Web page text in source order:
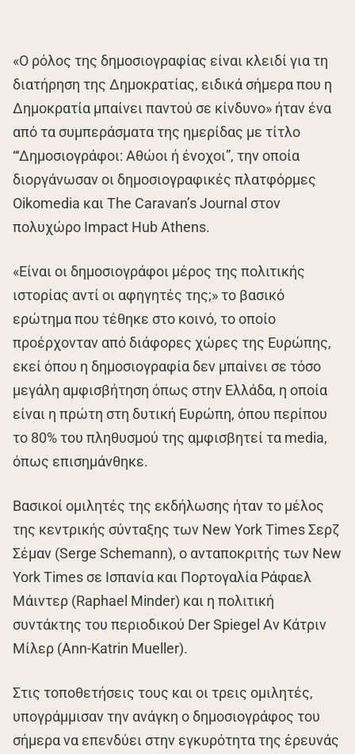
«Ο ρόλος της δημοσιογραφίας είναι κλειδί για τη
διατήρηση της Δημοκρατίας, ειδικά σήμερα που η
Δημοκρατία μπαίνει παντού σε κίνδυνο» ήταν ένα
από τα συμπεράσματα της ημερίδας με τίτλο
“‘Δημοσιογράφοι: Αθώοι ή ένοχοι”, την οποία
διοργάνωσαν οι δημοσιογραφικές πλατφόρμες
Oikomedia και The Caravan’s Journal στον
πολυχώρο Impact Hub Athens.
«Είναι οι δημοσιογράφοι μέρος της πολιτικής
ιστορίας αντί οι αφηγητές της;» το βασικό
ερώτημα που τέθηκε στο κοινό, το οποίο
προέρχονταν από διάφορες χώρες της Ευρώπης,
εκεί όπου η δημοσιογραφία δεν μπαίνει σε τόσο
μεγάλη αμφισβήτηση όπως στην Ελλάδα, η οποία
είναι η πρώτη στη δυτική Ευρώπη, όπου περίπου
το 80% του πληθυσμού της αμφισβητεί τα media,
όπως επισημάνθηκε.
Βασικοί ομιλητές της εκδήλωσης ήταν το μέλος
της κεντρικής σύνταξης των New York Times Σερζ
Σέμαν (Serge Schemann), ο ανταποκριτής των New
York Times σε Ισπανία και Πορτογαλία Ράφαελ
Μάιντερ (Raphael Minder) και η πολιτική
συντάκτης του περιοδικού Der Spiegel Αν Κάτριν
Μίλερ (Ann-Katrin Mueller).
Στις τοποθετήσεις τους και οι τρεις ομιλητές,
υπογράμμισαν την ανάγκη ο δημοσιογράφος του
σήμερα να επενδύει στην εγκυρότητα της έρευνάς